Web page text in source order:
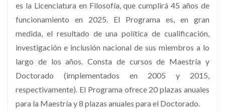
es la Licenciatura en Filosofía, que cumplirá 45 años de
funcionamiento en 2025. El Programa es, en gran
medida, el resultado de una política de cualificación,
investigación e inclusión nacional de sus miembros a lo
largo de los años. Consta de cursos de Maestría y
Doctorado (implementados en 2005 y 2015,
respectivamente). El Programa ofrece 20 plazas anuales
para la Maestría y 8 plazas anuales para el Doctorado.